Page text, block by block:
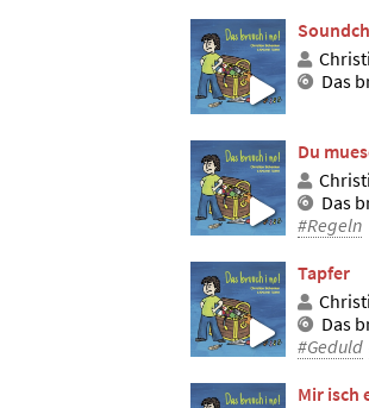
Das
Du
Das
#Regeln
Tapfer
Das
#Geduld
Mir isch